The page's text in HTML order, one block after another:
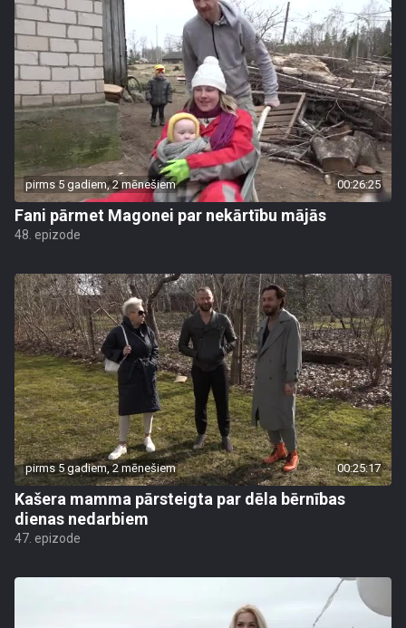
pirms 5 gadiem, 2 mēnešiem 00:26:25
Fani pārmet Magonei par nekārtību mājās
48. epizode
pirms 5 gadiem, 2 mēnešiem 00:25:17
Kašera mamma pārsteigta par dēla bērnības
dienas nedarbiem
47. epizode